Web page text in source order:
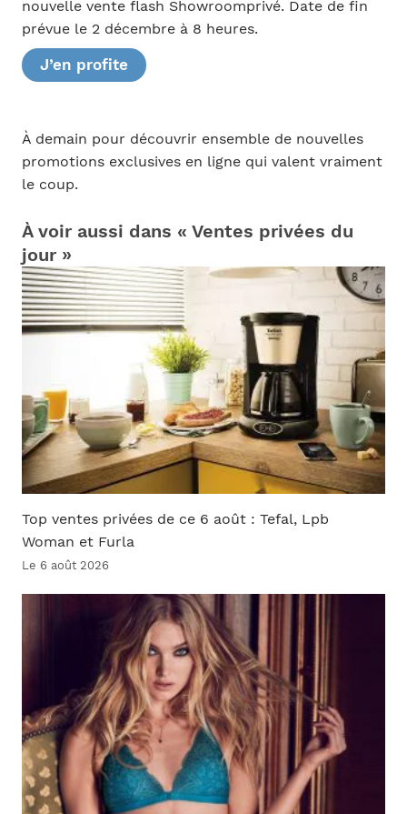
nouvelle vente flash Showroomprivé. Date de fin
prévue le 2 décembre à 8 heures.
J’en profite
À demain pour découvrir ensemble de nouvelles
promotions exclusives en ligne qui valent vraiment
le coup.
À voir aussi dans « Ventes privées du
jour »
Top ventes privées de ce 6 août : Tefal, Lpb
Woman et Furla
Le 6 août 2026